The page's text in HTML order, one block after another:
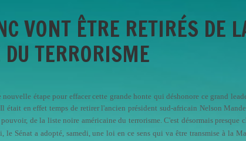
VONT ÊTRE RETIRÉS DE
TERRORISME
étape pour effacer cette grande honte qui déshonore ce grand
était en effet temps de retirer l'ancien président sud-africain Nelson
de la liste noire américaine du terrorisme. C'est désormais presque
le Sénat a adopté, samedi, une loi en ce sens qui va être transmise à la